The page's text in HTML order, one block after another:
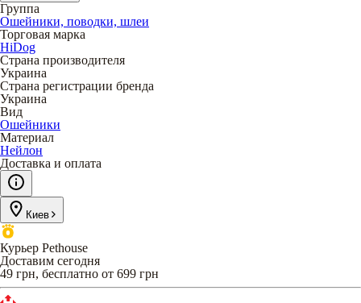
Группа
Ошейники, поводки, шлеи
Торговая марка
HiDog
Страна производителя
Украина
Страна регистрации бренда
Украина
Вид
Ошейники
Материал
Нейлон
Доставка и оплата
Киев
Курьер Pethouse
Доставим сегодня
49 грн, бесплатно от 699 грн